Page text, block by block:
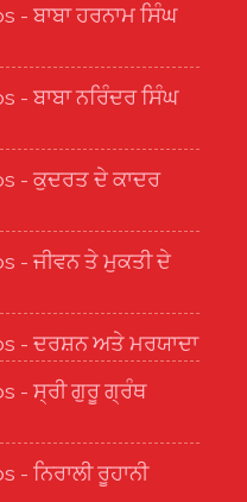
- ਬਾਬਾ ਹਰਨਾਮ ਸਿੰਘ
- ਬਾਬਾ ਨਰਿੰਦਰ ਸਿੰਘ
- ਕੁਦਰਤ ਦੇ ਕਾਦਰ
- ਜੀਵਨ ਤੇ ਮੁਕਤੀ ਦੇ
- ਦਰਸ਼ਨ ਅਤੇ ਮਰਯਾਦਾ
- ਸ੍ਰੀ ਗੁਰੂ ਗ੍ਰੰਥ
ਨਿਰਾਲੀ ਰੂਹਾਨੀ